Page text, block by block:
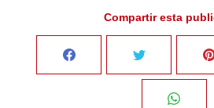
Compartir esta
Share Share